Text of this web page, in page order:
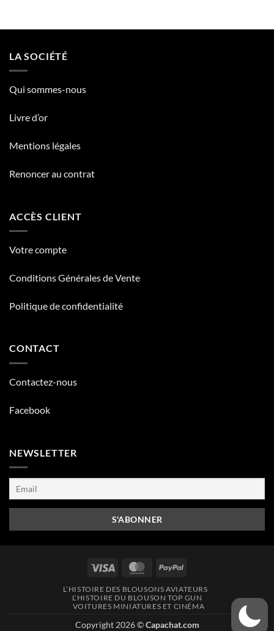
LA SOCIÉTÉ
Qui sommes-nous
Livre d’or
Mentions légales
Renoncer au contrat
ACCÈS CLIENT
Votre compte
Conditions Générales de Vente
Politique de confidentialité
CONTACT
Contactez-nous
Facebook
NEWSLETTER
Visa MasterCardPayPal
L’HISTOIRE DES BLOUSONS AVIATEURS
L’HISTOIRE DU BLOUSON TOP GUN
VOITURES MINIATURES ET CINÉMA
Copyright 2026 ©Capachat.com